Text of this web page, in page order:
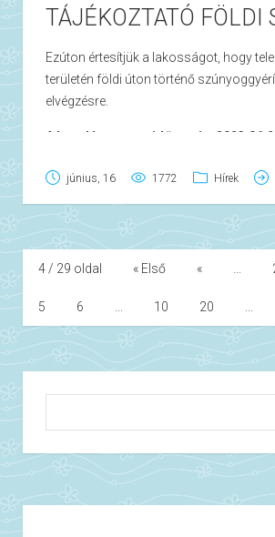
jegyző
Ezúton értesítjük a lakosságot, hogy
területén földi úton történő
elvégzésre.
A kezelés pontos időpontja:
napjai, ugyanebben az időben.
Alkalmazott készítmény: Deltasect Plus
szúnyogirtó koncentrátum.
veszélyes, hatóanyaga néhány óra alatt
A lakosság részére javasolt
A szabadban tárolt gyermekjátékokat,
evőeszközöket, a szabadban szárított
kezelés napján javasolt összegyűjteni
kezelés idejére és az azt követő 1
június, 16 1772 Hírek
4 / 29 oldal « Első « ...
5 6 ... 10 20 ...